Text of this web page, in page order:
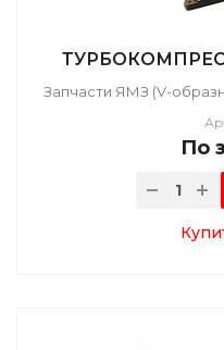
Запчасти ЯМЗ (V-
По